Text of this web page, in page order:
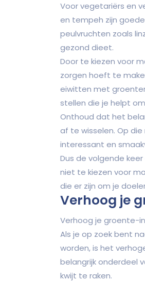
Voor vegetariërs en
en tempeh zijn
peulvruchten zoals
gezond dieet.
Door te kiezen voor
zorgen hoeft te
eiwitten met
stellen die je helpt
Onthoud dat het
af te wisselen. Op
interessant en
Dus de volgende
niet te kiezen voor
die er zijn om je
Verhoog je
Verhoog je groente-
Als je op zoek bent
worden, is het
belangrijk onderdeel
kwijt te raken.